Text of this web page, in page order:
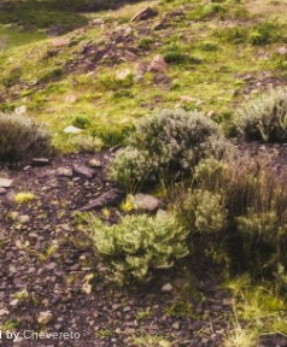
byChevereto